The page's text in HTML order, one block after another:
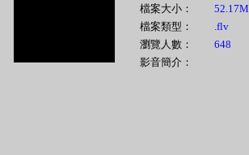
檔案大小：
52.17M
檔案類型：
.flv
瀏覽人數：
648
影音簡介：